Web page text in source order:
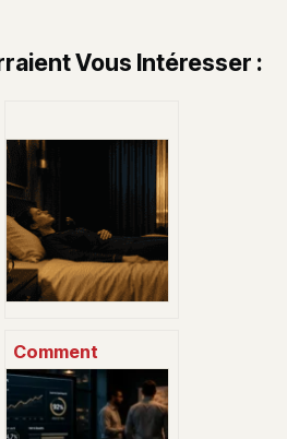
Vous Intéresser :
Comment
s’endormir en
moins de 10
minutes : 4